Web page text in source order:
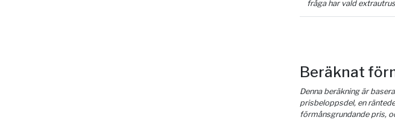
fråga har vald
Beräknat
Denna beräkning är
prisbeloppsdel, en
förmånsgrundande pris,